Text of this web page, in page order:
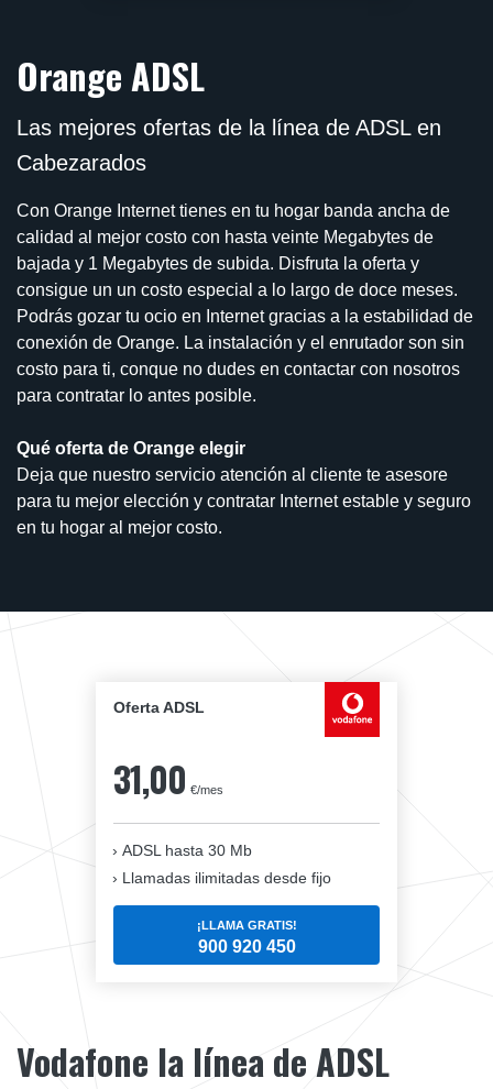
Orange ADSL
Las mejores ofertas de la línea de ADSL en
Cabezarados
Con Orange Internet tienes en tu hogar banda ancha de
calidad al mejor costo con hasta veinte Megabytes de
bajada y 1 Megabytes de subida. Disfruta la oferta y
consigue un un costo especial a lo largo de doce meses.
Podrás gozar tu ocio en Internet gracias a la estabilidad de
conexión de Orange. La instalación y el enrutador son sin
costo para ti, conque no dudes en contactar con nosotros
para contratar lo antes posible.
Qué oferta de Orange elegir
Deja que nuestro servicio atención al cliente te asesore
para tu mejor elección y contratar Internet estable y seguro
en tu hogar al mejor costo.
Oferta ADSL
31,00 €/mes
ADSL hasta 30 Mb
Llamadas ilimitadas desde fijo
¡LLAMA GRATIS!
900 920 450
Vodafone la línea de ADSL